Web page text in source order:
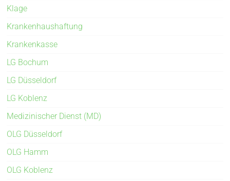
Klage
Krankenhaushaftung
Krankenkasse
LG Bochum
LG Düsseldorf
LG Koblenz
Medizinischer Dienst (MD)
OLG Düsseldorf
OLG Hamm
OLG Koblenz